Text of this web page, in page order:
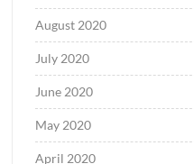
August 2020
July 2020
June 2020
May 2020
April 2020